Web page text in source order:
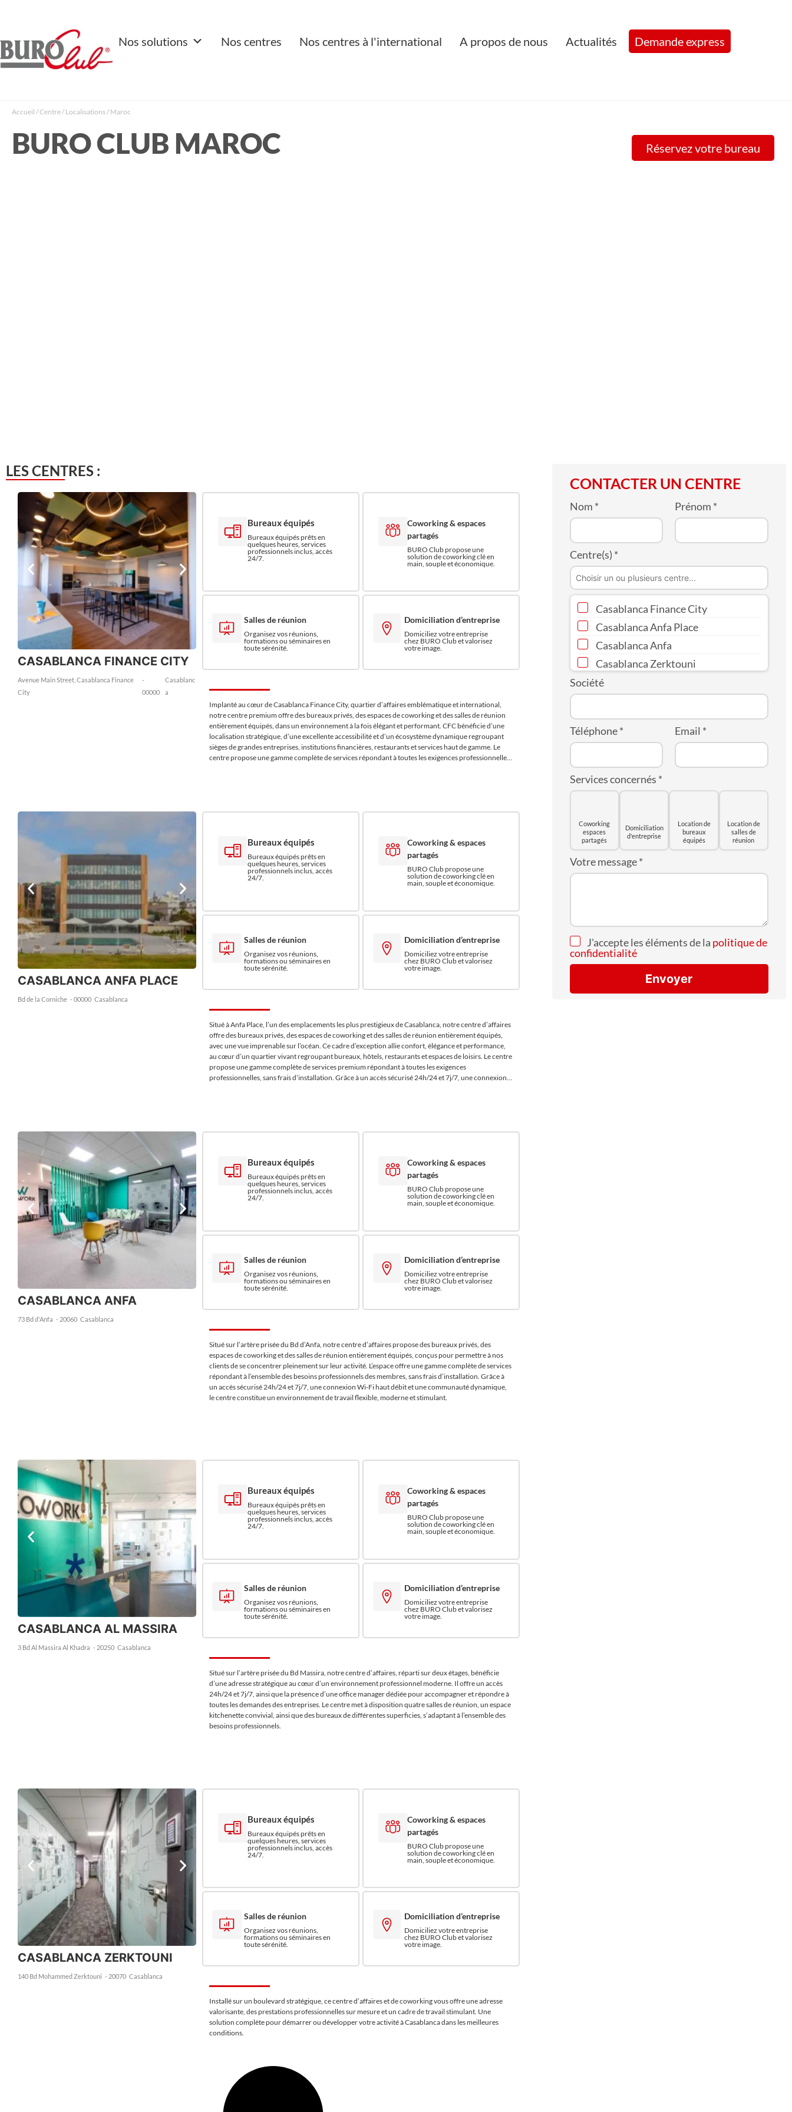
Nos solutions Nos centres Nos centres à l'international A propos de nous Actualités Demande express
Accueil /Centre/ Localisations/ Maroc
BURO CLUB MAROC Réservez votre bureau
LES CENTRES :
CASABLANCA FINANCE CITY
Avenue Main Street, Casablanca Finance
City
-
00000
Casablanc
a
Bureaux équipés
Bureaux équipés prêts en
quelques heures, services
professionnels inclus, accès
24/7.
Coworking & espaces
partagés
BURO Club propose une
solution de coworking clé en
main, souple et économique.
Salles de réunion
Organisez vos réunions,
formations ou séminaires en
toute sérénité.
Domiciliation d’entreprise
Domiciliez votre entreprise
chez BURO Club et valorisez
votre image.
Implanté au cœur de Casablanca Finance City, quartier d’affaires emblématique et international,
notre centre premium offre des bureaux privés, des espaces de coworking et des salles de réunion
entièrement équipés, dans un environnement à la fois élégant et performant. CFC bénéficie d’une
localisation stratégique, d’une excellente accessibilité et d’un écosystème dynamique regroupant
sièges de grandes entreprises, institutions financières, restaurants et services haut de gamme. Le
centre propose une gamme complète de services répondant à toutes les exigences professionnelles,
CASABLANCA ANFA PLACE
Bd de la Corniche - 00000 Casablanca
Bureaux équipés
Bureaux équipés prêts en
quelques heures, services
professionnels inclus, accès
24/7.
Coworking & espaces
partagés
BURO Club propose une
solution de coworking clé en
main, souple et économique.
Salles de réunion
Organisez vos réunions,
formations ou séminaires en
toute sérénité.
Domiciliation d’entreprise
Domiciliez votre entreprise
chez BURO Club et valorisez
votre image.
Situé à Anfa Place, l’un des emplacements les plus prestigieux de Casablanca, notre centre d’affaires
offre des bureaux privés, des espaces de coworking et des salles de réunion entièrement équipés,
avec une vue imprenable sur l’océan. Ce cadre d’exception allie confort, élégance et performance,
au cœur d’un quartier vivant regroupant bureaux, hôtels, restaurants et espaces de loisirs. Le centre
propose une gamme complète de services premium répondant à toutes les exigences
professionnelles, sans frais d’installation. Grâce à un accès sécurisé 24h/24 et 7j/7, une connexion
CASABLANCA ANFA
73 Bd d'Anfa - 20060 Casablanca
Bureaux équipés
Bureaux équipés prêts en
quelques heures, services
professionnels inclus, accès
24/7.
Coworking & espaces
partagés
BURO Club propose une
solution de coworking clé en
main, souple et économique.
Salles de réunion
Organisez vos réunions,
formations ou séminaires en
toute sérénité.
Domiciliation d’entreprise
Domiciliez votre entreprise
chez BURO Club et valorisez
votre image.
Situé sur l’artère prisée du Bd d’Anfa, notre centre d’affaires propose des bureaux privés, des
espaces de coworking et des salles de réunion entièrement équipés, conçus pour permettre à nos
clients de se concentrer pleinement sur leur activité. L’espace offre une gamme complète de services
répondant à l’ensemble des besoins professionnels des membres, sans frais d’installation. Grâce à
un accès sécurisé 24h/24 et 7j/7, une connexion Wi-Fi haut débit et une communauté dynamique,
le centre constitue un environnement de travail flexible, moderne et stimulant.
CASABLANCA AL MASSIRA
3 Bd Al Massira Al Khadra - 20250 Casablanca
Bureaux équipés
Bureaux équipés prêts en
quelques heures, services
professionnels inclus, accès
24/7.
Coworking & espaces
partagés
BURO Club propose une
solution de coworking clé en
main, souple et économique.
Salles de réunion
Organisez vos réunions,
formations ou séminaires en
toute sérénité.
Domiciliation d’entreprise
Domiciliez votre entreprise
chez BURO Club et valorisez
votre image.
Situé sur l’artère prisée du Bd Massira, notre centre d’affaires, réparti sur deux étages, bénéficie
d’une adresse stratégique au cœur d’un environnement professionnel moderne. Il offre un accès
24h/24 et 7j/7, ainsi que la présence d’une office manager dédiée pour accompagner et répondre à
toutes les demandes des entreprises. Le centre met à disposition quatre salles de réunion, un espace
kitchenette convivial, ainsi que des bureaux de différentes superficies, s’adaptant à l’ensemble des
besoins professionnels.
CASABLANCA ZERKTOUNI
140 Bd Mohammed Zerktouni - 20070 Casablanca
Bureaux équipés
Bureaux équipés prêts en
quelques heures, services
professionnels inclus, accès
24/7.
Coworking & espaces
partagés
BURO Club propose une
solution de coworking clé en
main, souple et économique.
Salles de réunion
Organisez vos réunions,
formations ou séminaires en
toute sérénité.
Domiciliation d’entreprise
Domiciliez votre entreprise
chez BURO Club et valorisez
votre image.
Installé sur un boulevard stratégique, ce centre d’affaires et de coworking vous offre une adresse
valorisante, des prestations professionnelles sur mesure et un cadre de travail stimulant. Une
solution complète pour démarrer ou développer votre activité à Casablanca dans les meilleures
conditions.
CONTACTER UN CENTRE
Nom * Prénom *
Centre(s) *
Casablanca Finance City
Casablanca Anfa Place
Casablanca Anfa
Casablanca Zerktouni
Casablanca Gauthier
Casablanca Marina
Société
Téléphone* Email *
Services concernés *
Coworking
espaces
partagés
Domiciliation
d'entreprise
Location de
bureaux
équipés
Location de
salles de
réunion
Votre message*
J'accepte les éléments de la politique de
confidentialité
Envoyer